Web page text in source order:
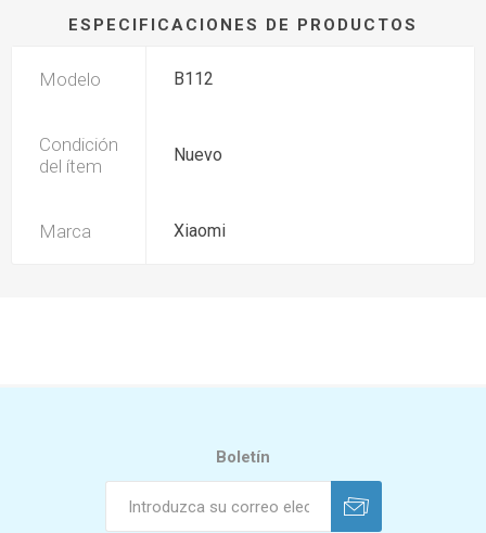
ESPECIFICACIONES DE PRODUCTOS
Modelo B112
Condición
del ítem
Nuevo
Marca Xiaomi
Boletín